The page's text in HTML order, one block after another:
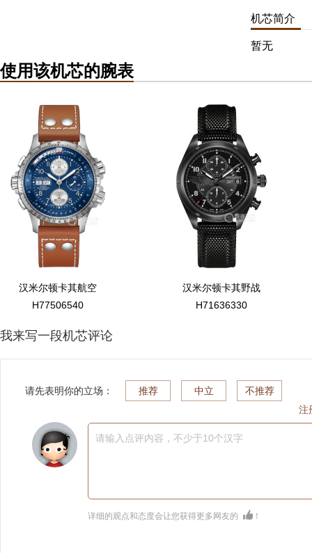
机芯简介
暂无
使用该机芯的腕表
汉米尔顿卡其航空
H77506540
汉米尔顿卡其野战
H71636330
我来写一段机芯评论
注
请先表明你的立场： 推荐 中立 不推荐
请输入点评内容，不少于10个汉字
详细的观点和态度会让您获得更多网友的 ！